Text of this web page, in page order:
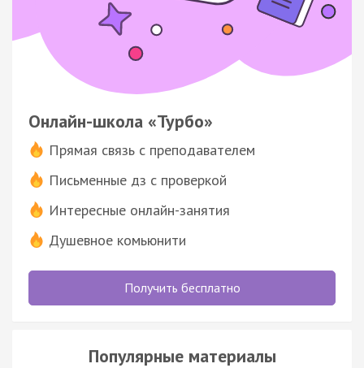
Онлайн-школа «Турбо»
Прямая связь с преподавателем
Письменные дз с проверкой
Интересные онлайн-занятия
Душевное комьюнити
Получить бесплатно
Популярные материалы